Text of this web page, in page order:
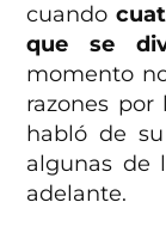
cuando
que se
momento
razones por
habló de
algunas de
adelante.